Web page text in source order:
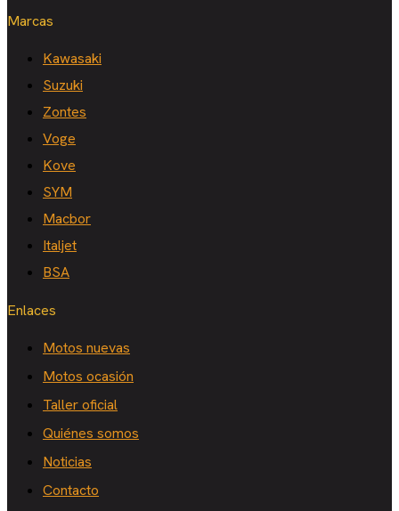
Marcas
Kawasaki
Suzuki
Zontes
Voge
Kove
SYM
Macbor
Italjet
BSA
Enlaces
Motos nuevas
Motos ocasión
Taller oficial
Quiénes somos
Noticias
Contacto